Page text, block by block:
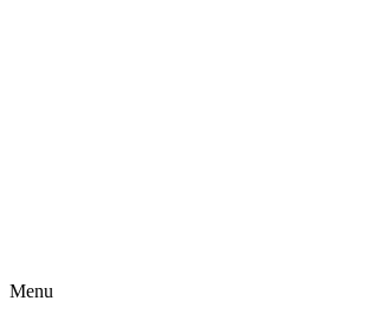
Menu